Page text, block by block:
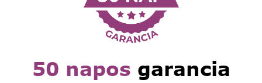
50 napos garancia